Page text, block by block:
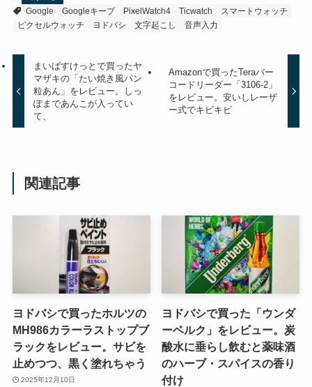
Google
Googleキープ PixelWatch4 Ticwatch
スマートウォッチ
ピクセルウォッチ
ヨドバシ 文字起こし 音声入力
まいばすけっとで買ったヤ
マザキの「たい焼き風パン
粒あん」をレビュー。しっ
ぽまであんこが入ってい
て、
Amazonで買ったTeraバー
コードリーダー「3106-2」
をレビュー。安いしレーザ
ー式でキビキビ
関連記事
ヨドバシで買ったホルツの
MH986カラーラストップブ
ラックをレビュー。サビを
止めつつ、黒く塗れちゃう
2025年12月10日
ヨドバシで買った「ウンダ
ーベルク」をレビュー。炭
酸水に垂らし飲むと薬味酒
のハーブ・スパイスの香り
付け